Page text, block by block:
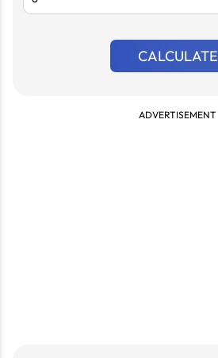
CALCULATE
ADVERTISEMENT